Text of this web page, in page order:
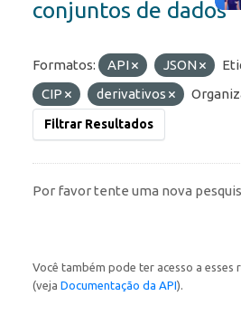
conjuntos de dados
Formatos: API JSON
CIP
derivativos
Filtrar Resultados
Por favor tente uma nova
Você também pode ter acesso a esses
(veja Documentação da API).